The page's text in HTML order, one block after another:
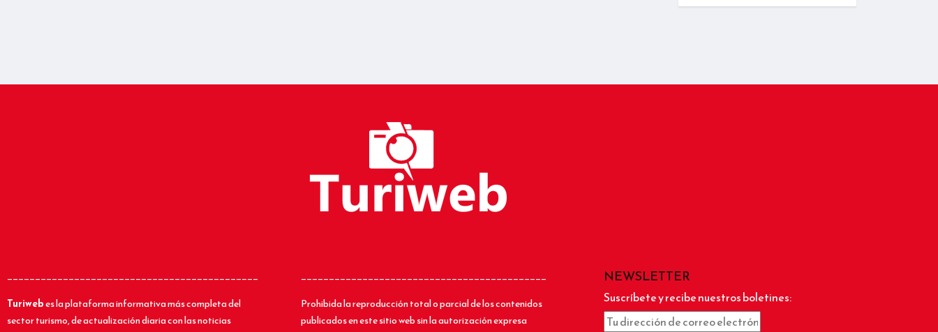
_____________________________________________
Turiwebes la plataforma informativa más completa del
sector turismo, de actualización diaria con las noticias
____________________________________________
Prohibida la reproducción total o parcial de los contenidos
publicados en este sitio web sin la autorización expresa
NEWSLETTER
Suscríbete y recibe nuestros boletines: